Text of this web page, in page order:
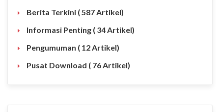
Berita Terkini ( 587 Artikel)
Informasi Penting ( 34 Artikel)
Pengumuman ( 12 Artikel)
Pusat Download ( 76 Artikel)